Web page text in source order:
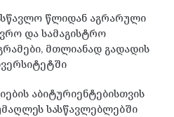
წლიდან აგრარული
და სამაგისტრო
მთლიანად გადადის
აბიტურიენტებისთვის
სასწავლებლებში